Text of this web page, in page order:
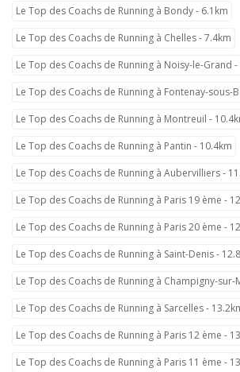
Le Top des Coachs de Running à Bondy - 6.1km
Le Top des Coachs de Running à Chelles - 7.4km
Le Top des Coachs de Running à Noisy-le-Grand -
Le Top des Coachs de Running à Fontenay-sous-
Le Top des Coachs de Running à Montreuil -
Le Top des Coachs de Running à Pantin - 10.4km
Le Top des Coachs de Running à Aubervilliers -
Le Top des Coachs de Running à Paris 19 ème -
Le Top des Coachs de Running à Paris 20 ème -
Le Top des Coachs de Running à Saint-Denis -
Le Top des Coachs de Running à Champigny-sur-
Le Top des Coachs de Running à Sarcelles -
Le Top des Coachs de Running à Paris 12 ème -
Le Top des Coachs de Running à Paris 11 ème -